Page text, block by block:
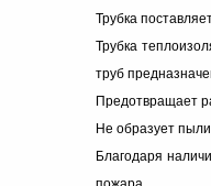
Трубка
Трубка
труб
Предотвращает
Не образует
Благодаря